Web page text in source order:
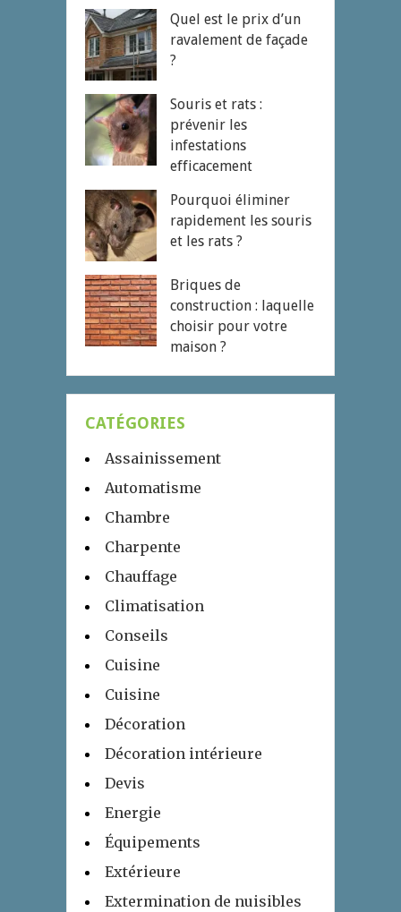
Quel est le prix d’un
ravalement de façade
?
Souris et rats :
prévenir les
infestations
efficacement
Pourquoi éliminer
rapidement les souris
et les rats ?
Briques de
construction : laquelle
choisir pour votre
maison ?
CATÉGORIES
Assainissement
Automatisme
Chambre
Charpente
Chauffage
Climatisation
Conseils
Cuisine
Cuisine
Décoration
Décoration intérieure
Devis
Energie
Équipements
Extérieure
Extermination de nuisibles